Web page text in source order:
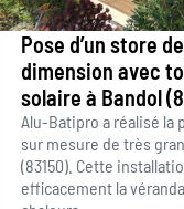
Pose d’un store
dimension avec
solaire à Bandol
Alu-Batipro a réalisé la
sur mesure de très
(83150). Cette
efficacement la